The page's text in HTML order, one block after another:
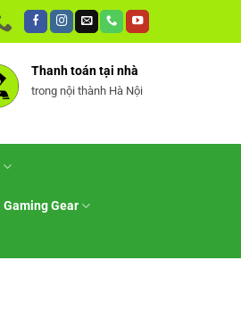
Thanh toán tại nhà
trong nội thành Hà Nội
Gaming Gear